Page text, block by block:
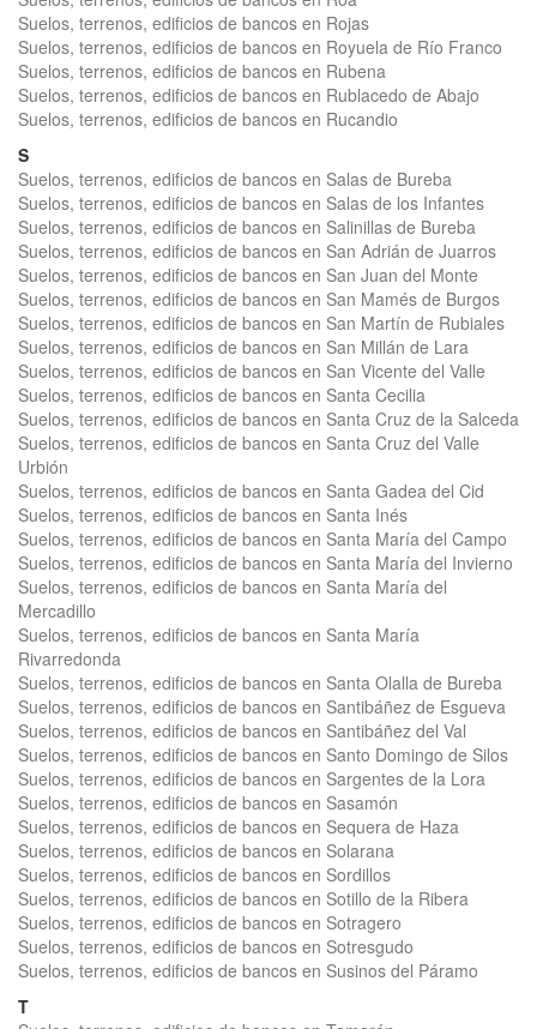
Suelos, terrenos, edificios de bancos en Rojas
Suelos, terrenos, edificios de bancos en Royuela de Río Franco
Suelos, terrenos, edificios de bancos en Rubena
Suelos, terrenos, edificios de bancos en Rublacedo de Abajo
Suelos, terrenos, edificios de bancos en Rucandio
S
Suelos, terrenos, edificios de bancos en Salas de Bureba
Suelos, terrenos, edificios de bancos en Salas de los Infantes
Suelos, terrenos, edificios de bancos en Salinillas de Bureba
Suelos, terrenos, edificios de bancos en San Adrián de Juarros
Suelos, terrenos, edificios de bancos en San Juan del Monte
Suelos, terrenos, edificios de bancos en San Mamés de Burgos
Suelos, terrenos, edificios de bancos en San Martín de Rubiales
Suelos, terrenos, edificios de bancos en San Millán de Lara
Suelos, terrenos, edificios de bancos en San Vicente del Valle
Suelos, terrenos, edificios de bancos en Santa Cecilia
Suelos, terrenos, edificios de bancos en Santa Cruz de la Salceda
Suelos, terrenos, edificios de bancos en Santa Cruz del Valle
Urbión
Suelos, terrenos, edificios de bancos en Santa Gadea del Cid
Suelos, terrenos, edificios de bancos en Santa Inés
Suelos, terrenos, edificios de bancos en Santa María del Campo
Suelos, terrenos, edificios de bancos en Santa María del Invierno
Suelos, terrenos, edificios de bancos en Santa María del
Mercadillo
Suelos, terrenos, edificios de bancos en Santa María
Rivarredonda
Suelos, terrenos, edificios de bancos en Santa Olalla de Bureba
Suelos, terrenos, edificios de bancos en Santibáñez de Esgueva
Suelos, terrenos, edificios de bancos en Santibáñez del Val
Suelos, terrenos, edificios de bancos en Santo Domingo de Silos
Suelos, terrenos, edificios de bancos en Sargentes de la Lora
Suelos, terrenos, edificios de bancos en Sasamón
Suelos, terrenos, edificios de bancos en Sequera de Haza
Suelos, terrenos, edificios de bancos en Solarana
Suelos, terrenos, edificios de bancos en Sordillos
Suelos, terrenos, edificios de bancos en Sotillo de la Ribera
Suelos, terrenos, edificios de bancos en Sotragero
Suelos, terrenos, edificios de bancos en Sotresgudo
Suelos, terrenos, edificios de bancos en Susinos del Páramo
T